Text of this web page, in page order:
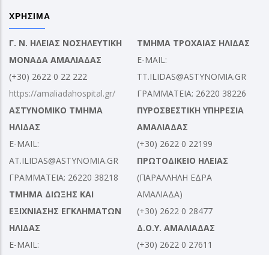
ΧΡΗΣΙΜΑ
Γ. Ν. ΗΛΕΙΑΣ ΝΟΣΗΛΕΥΤΙΚΗ
ΜΟΝΑΔΑ ΑΜΑΛΙΑΔΑΣ
(+30) 2622 0 22 222
https://amaliadahospital.gr/
ΑΣΤΥΝΟΜΙΚΟ ΤΜΗΜΑ
ΗΛΙΔΑΣ
E-MAIL:
AT.ILIDAS@ASTYNOMIA.GR
ΓΡΑΜΜΑΤΕΙΑ: 26220 38218
ΤΜΗΜΑ ΔΙΩΞΗΣ ΚΑΙ
ΕΞΙΧΝΙΑΣΗΣ ΕΓΚΛΗΜΑΤΩΝ
ΗΛΙΔΑΣ
E-MAIL:
ΤΜΗΜΑ ΤΡΟΧΑΙΑΣ ΗΛΙΔΑΣ
E-MAIL:
TT.ILIDAS@ASTYNOMIA.GR
ΓΡΑΜΜΑΤΕΙΑ: 26220 38226
ΠΥΡΟΣΒΕΣΤΙΚΗ ΥΠΗΡΕΣΙΑ
ΑΜΑΛΙΑΔΑΣ
(+30) 2622 0 22199
ΠΡΩΤΟΔΙΚΕΙΟ ΗΛΕΙΑΣ
(ΠΑΡΑΛΛΗΛΗ ΕΔΡΑ
ΑΜΑΛΙΑΔΑ)
(+30) 2622 0 28477
Δ.Ο.Υ. ΑΜΑΛΙΑΔΑΣ
(+30) 2622 0 27611